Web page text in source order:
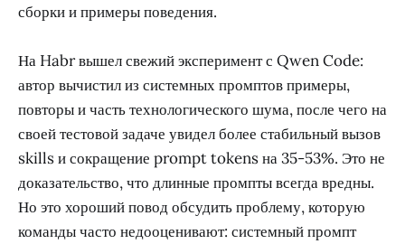
сборки и примеры поведения.
На Habr вышел свежий эксперимент с Qwen Code:
автор вычистил из системных промптов примеры,
повторы и часть технологического шума, после чего на
своей тестовой задаче увидел более стабильный вызов
skills и сокращение prompt tokens на 35-53%. Это не
доказательство, что длинные промпты всегда вредны.
Но это хороший повод обсудить проблему, которую
команды часто недооценивают: системный промпт